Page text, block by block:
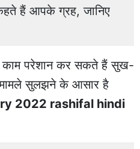
हैं आपके ग्रह, जानिए
काम परेशान कर सकते हैं सुख-
मामले सुलझने के आसार है
2022 rashifal hindi